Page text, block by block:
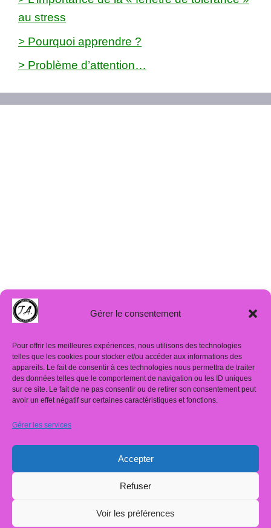
Gérer le consentement
Pour offrir les meilleures expériences, nous utilisons des technologies
telles que les cookies pour stocker et/ou accéder aux informations des
appareils. Le fait de consentir à ces technologies nous permettra de traiter
des données telles que le comportement de navigation ou les ID uniques
sur ce site. Le fait de ne pas consentir ou de retirer son consentement peut
avoir un effet négatif sur certaines caractéristiques et fonctions.
Gérer les services
Accepter
Refuser
Voir les préférences
au stress
> Pourquoi apprendre ?
> Problème d’attention…
Mentions légales
Politique de confidentialité
Résumé de la ligne éditoriale
Politique de cookies (UE)
© 2026 Enseigner en lycée professionnel tertiaire : Débuter,